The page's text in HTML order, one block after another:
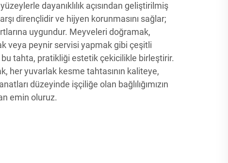
dayanıklılık açısından geliştirilmiş
dirençlidir ve hijyen korunmasını sağlar;
uygundur. Meyveleri doğramak,
veya peynir servisi yapmak gibi çeşitli
tahta, pratikliği estetik çekicilikle birleştirir.
her yuvarlak kesme tahtasının kaliteye,
düzeyinde işçiliğe olan bağlılığımızın
emin oluruz.